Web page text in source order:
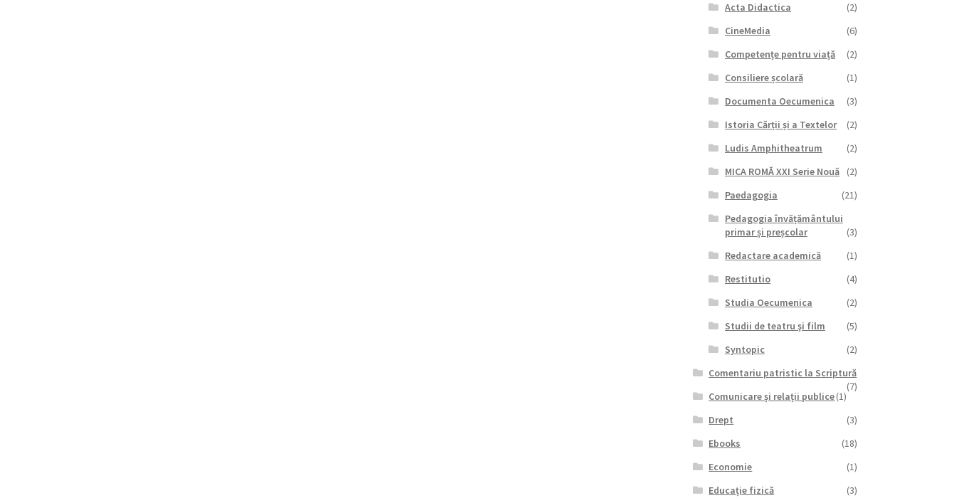
Acta Didactica
(2)
CineMedia
(6)
Competențe pentru viață
(2)
Consiliere școlară
(1)
Documenta Oecumenica
(3)
Istoria Cărții și a Textelor
(2)
Ludis Amphitheatrum
(2)
MICA ROMĂ XXI Serie Nouă
(2)
Paedagogia
(21)
Pedagogia învățământului
primar și preșcolar
(3)
Redactare academică
(1)
Restitutio
(4)
Studia Oecumenica
(2)
Studii de teatru şi film
(5)
Syntopic
(2)
Comentariu patristic la Scriptură
(7)
Comunicare și relații publice(1)
Drept
(3)
Ebooks
(18)
Economie
(1)
Educație fizică
(3)